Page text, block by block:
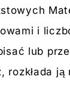
i
lub
rozkłada